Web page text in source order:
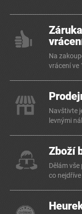
Na
vrácení ve
Navštivte
levnými
Zboží
Dělám
co nejdříve